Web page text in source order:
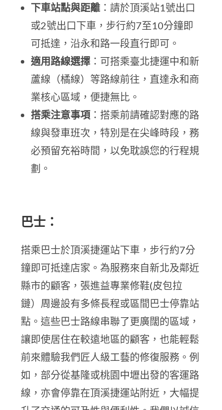
下車站點與距離 ：請於頂溪站1號出口
或2號出口下車，步行約7至10分鐘即
可抵達，沿永和路一段直行即可。
適用路線選擇 ：可搭乘臺北捷運中和新
蘆線（橘線）等路線前往，直達永和商
業核心區域，便捷無比。
搭乘注意事項 ：搭乘前請確認對應的路
線與發車班次，特別是在尖峰時段，務
必預留充裕時間，以免耽誤您的行程規
劃。
巴士：
搭乘巴士於頂溪捷運站下車，步行約7分
鐘即可抵達店家。為服務來自新北及鄰近
縣市的顧客，張進益專業修鞋(皮包拉
鏈）周邊設有多條長程或區間巴士停靠站
點。這些巴士路線串聯了更廣闊的區域，
讓即使居住在較遠地區的顧客，也能輕鬆
前來體驗我們匠人級工藝的修復服務。例
如，部分從基隆或桃園中壢出發的客運路
線，亦會停靠在頂溪捷運站附近，大幅提